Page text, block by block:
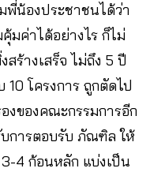
พี่น้องประชาชนได้ว่า
มค่าได้อย่างไร ก็ไม่
สร้างเสร็จ ไม่ถึง 5 ปี
10 โครงการ ถูกตัดไป
งของคณะกรรมการอีก
การตอบรับ ภัณฑิล ให้
4 ก้อนหลัก แบ่งเป็น